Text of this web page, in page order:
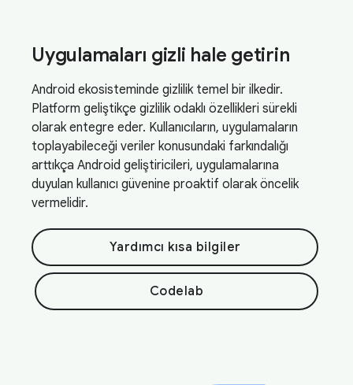
Uygulamaları gizli hale getirin
Android ekosisteminde gizlilik temel bir ilkedir.
Platform geliştikçe gizlilik odaklı özellikleri sürekli
olarak entegre eder. Kullanıcıların, uygulamaların
toplayabileceği veriler konusundaki farkındalığı
arttıkça Android geliştiricileri, uygulamalarına
duyulan kullanıcı güvenine proaktif olarak öncelik
vermelidir.
Yardımcı kısa bilgiler
Codelab